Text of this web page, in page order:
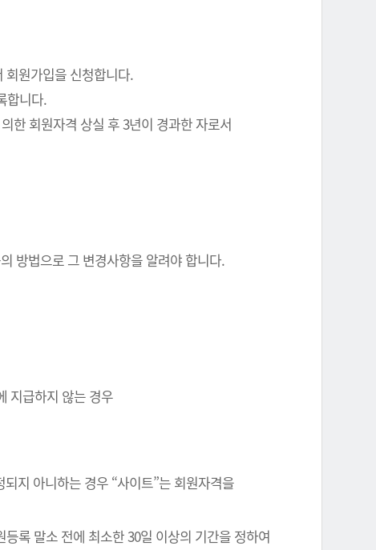
원가입을 신청합니다.
합니다.
한 회원자격 상실 후 3년이 경과한 자로서
방법으로 그 변경사항을 알려야 합니다.
지급하지 않는 경우
지 아니하는 경우 “사이트”는 회원자격을
록 말소 전에 최소한 30일 이상의 기간을 정하여